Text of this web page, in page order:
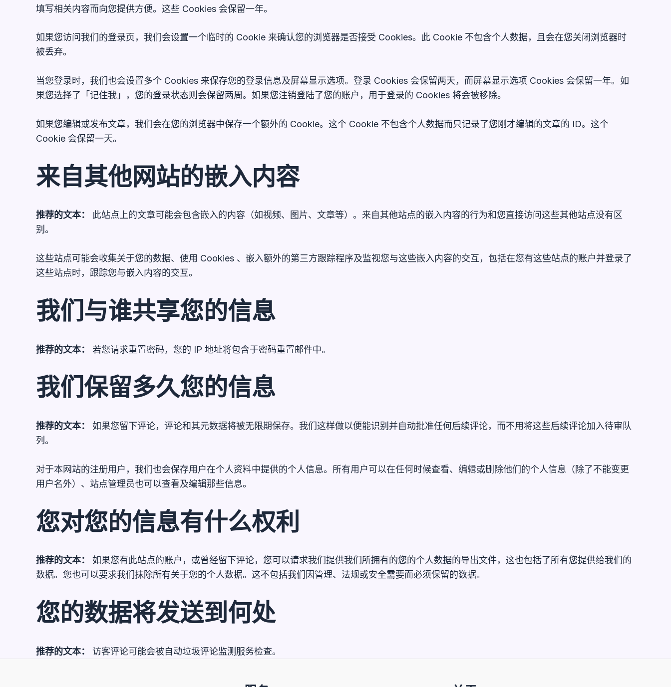
填写相关内容而向您提供方便。这些 Cookies 会保留一年。
如果您访问我们的登录页，我们会设置一个临时的 Cookie 来确认您的浏览器是否接受 Cookies。此 Cookie 不包含个人数据，且会在您关闭浏览器时
被丢弃。
当您登录时，我们也会设置多个 Cookies 来保存您的登录信息及屏幕显示选项。登录 Cookies 会保留两天，而屏幕显示选项 Cookies 会保留一年。如
果您选择了「记住我」，您的登录状态则会保留两周。如果您注销登陆了您的账户，用于登录的 Cookies 将会被移除。
如果您编辑或发布文章，我们会在您的浏览器中保存一个额外的 Cookie。这个 Cookie 不包含个人数据而只记录了您刚才编辑的文章的 ID。这个
Cookie 会保留一天。
来自其他网站的嵌入内容
推荐的文本： 此站点上的文章可能会包含嵌入的内容（如视频、图片、文章等）。来自其他站点的嵌入内容的行为和您直接访问这些其他站点没有区
别。
这些站点可能会收集关于您的数据、使用 Cookies 、嵌入额外的第三方跟踪程序及监视您与这些嵌入内容的交互，包括在您有这些站点的账户并登录了
这些站点时，跟踪您与嵌入内容的交互。
我们与谁共享您的信息
推荐的文本： 若您请求重置密码，您的 IP 地址将包含于密码重置邮件中。
我们保留多久您的信息
推荐的文本： 如果您留下评论，评论和其元数据将被无限期保存。我们这样做以便能识别并自动批准任何后续评论，而不用将这些后续评论加入待审队
列。
对于本网站的注册用户，我们也会保存用户在个人资料中提供的个人信息。所有用户可以在任何时候查看、编辑或删除他们的个人信息（除了不能变更
用户名外）、站点管理员也可以查看及编辑那些信息。
您对您的信息有什么权利
推荐的文本： 如果您有此站点的账户，或曾经留下评论，您可以请求我们提供我们所拥有的您的个人数据的导出文件，这也包括了所有您提供给我们的
数据。您也可以要求我们抹除所有关于您的个人数据。这不包括我们因管理、法规或安全需要而必须保留的数据。
您的数据将发送到何处
推荐的文本： 访客评论可能会被自动垃圾评论监测服务检查。